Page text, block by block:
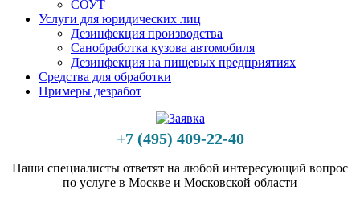
СОУТ
Услуги для юридических лиц
Дезинфекция производства
Санобработка кузова автомобиля
Дезинфекция на пищевых предприятиях
Средства для обработки
Примеры дезработ
+7 (495) 409-22-40
Наши специалисты ответят на любой интересующий вопрос
по услуге в Москве и Московской области